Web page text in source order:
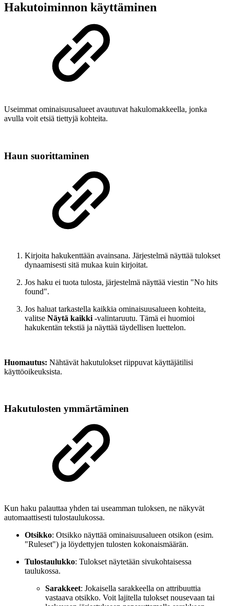
Hakutoiminnon käyttäminen
Useimmat ominaisuusalueet avautuvat hakulomakkeella, jonka
avulla voit etsiä tiettyjä kohteita.
Haun suorittaminen
Kirjoita hakukenttään avainsana. Järjestelmä näyttää tulokset
dynaamisesti sitä mukaa kuin kirjoitat.
Jos haku ei tuota tulosta, järjestelmä näyttää viestin "No hits
found".
Jos haluat tarkastella kaikkia ominaisuusalueen kohteita,
valitse Näytä kaikki -valintaruutu. Tämä ei huomioi
hakukentän tekstiä ja näyttää täydellisen luettelon.
Huomautus: Nähtävät hakutulokset riippuvat käyttäjätilisi
käyttöoikeuksista.
Hakutulosten ymmärtäminen
Kun haku palauttaa yhden tai useamman tuloksen, ne näkyvät
automaattisesti tulostaulukossa.
Otsikko: Otsikko näyttää ominaisuusalueen otsikon (esim.
"Ruleset") ja löydettyjen tulosten kokonaismäärän.
Tulostaulukko: Tulokset näytetään sivukohtaisessa
taulukossa.
Sarakkeet: Jokaisella sarakkeella on attribuuttia
vastaava otsikko. Voit lajitella tulokset nousevaan tai